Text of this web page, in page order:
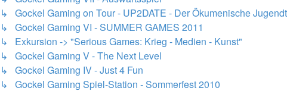
↳ Gockel Gaming on Tour - UP2DATE - Der Ökumenische
↳ Gockel Gaming VI - SUMMER GAMES 2011
↳ Exkursion -> "Serious Games: Krieg - Medien - Kunst"
↳ Gockel Gaming V - The Next Level
↳ Gockel Gaming IV - Just 4 Fun
↳ Gockel Gaming Spiel-Station - Sommerfest 2010